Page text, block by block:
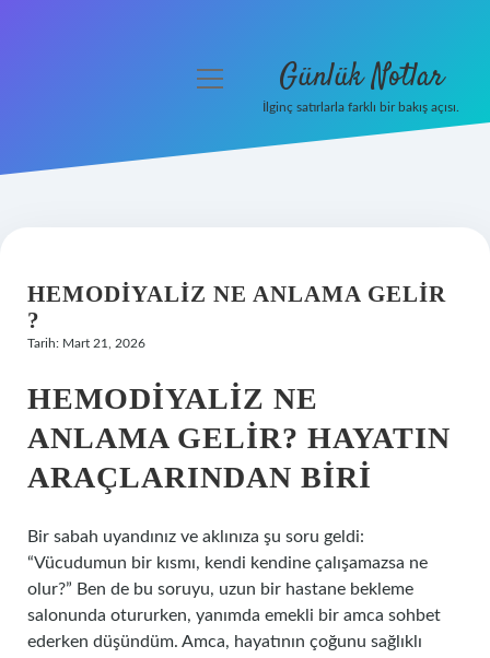
Hakkımızda
menüyü
Günlük Notlar
İlginç satırlarla farklı bir bakış açısı.
HEMODIYALIZ NE ANLAMA GELIR
?
Tarih: Mart 21, 2026
HEMODIYALIZ NE
ANLAMA GELIR? HAYATIN
ARAÇLARINDAN BIRI
Bir sabah uyandınız ve aklınıza şu soru geldi:
“Vücudumun bir kısmı, kendi kendine çalışamazsa ne
olur?” Ben de bu soruyu, uzun bir hastane bekleme
salonunda otururken, yanımda emekli bir amca sohbet
ederken düşündüm. Amca, hayatının çoğunu sağlıklı